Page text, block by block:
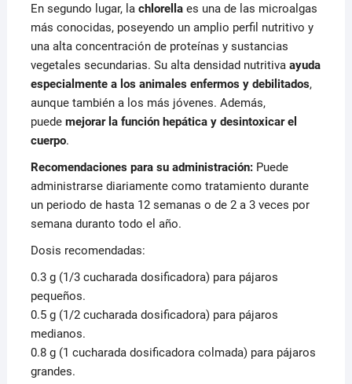
En segundo lugar, la chlorella es una de las microalgas
más conocidas, poseyendo un amplio perfil nutritivo y
una alta concentración de proteínas y sustancias
vegetales secundarias. Su alta densidad nutritiva ayuda
especialmente a los animales enfermos y debilitados,
aunque también a los más jóvenes. Además,
puede mejorar la función hepática y desintoxicar el
cuerpo.
Recomendaciones para su administración: Puede
administrarse diariamente como tratamiento durante
un periodo de hasta 12 semanas o de 2 a 3 veces por
semana duranto todo el año.
Dosis recomendadas:
0.3 g (1/3 cucharada dosificadora) para pájaros
pequeños.
0.5 g (1/2 cucharada dosificadora) para pájaros
medianos.
0.8 g (1 cucharada dosificadora colmada) para pájaros
grandes.